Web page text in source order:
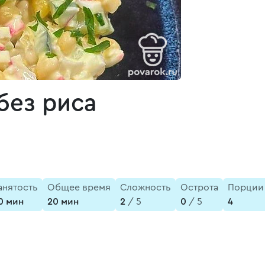
риса
мин
Общее время
20 мин
Сложность
2 / 5
Острота
0 / 5
Порции
4